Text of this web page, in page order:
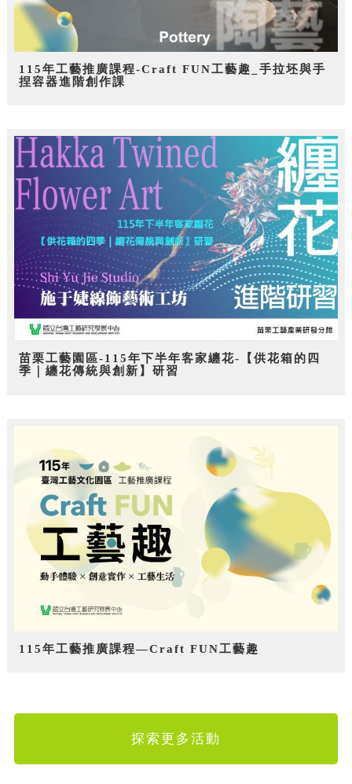
115年工藝推廣課程-Craft FUN工藝趣_手拉坯與手
捏容器進階創作課
苗栗工藝園區-115年下半年客家纏花-【供花箱的四
季｜纏花傳統與創新】研習
115年工藝推廣課程—Craft FUN工藝趣
探索更多活動